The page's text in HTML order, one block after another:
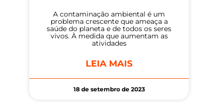
A contaminação ambiental é um
problema crescente que ameaça a
saúde do planeta e de todos os seres
vivos. À medida que aumentam as
atividades
LEIA MAIS
18 de setembro de 2023